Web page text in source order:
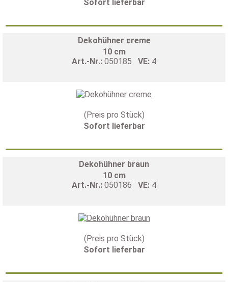
Sofort lieferbar
Dekohühner creme
10 cm
Art.-Nr.: 050185 VE: 4
(Preis pro Stück)
Sofort lieferbar
Dekohühner braun
10 cm
Art.-Nr.: 050186 VE: 4
(Preis pro Stück)
Sofort lieferbar